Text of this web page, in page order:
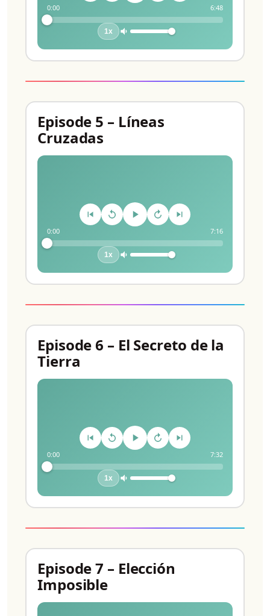
0:00 6:48
1x
Episode 5 – Líneas
Cruzadas
0:00 7:16
1x
Episode 6 – El Secreto de la
Tierra
0:00 7:32
1x
Episode 7 – Elección
Imposible